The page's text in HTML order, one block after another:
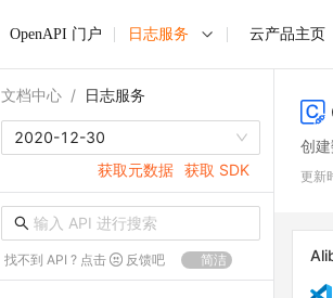
OpenAPI 门户 日志服务 云产品主页
文档中心 / 日志服务
2020-12-30
获取元数据 获取 SDK
找不到 API ? 点击 反馈吧 简洁
创
更新